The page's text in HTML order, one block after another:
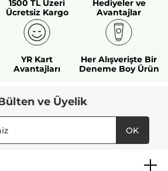
1500 TL Üzeri
Ücretsiz Kargo
Hediyeler ve
Avantajlar
YR Kart
Avantajları
Her Alışverişte Bir
Deneme Boy Ürün
Bülten ve Üyelik
OK